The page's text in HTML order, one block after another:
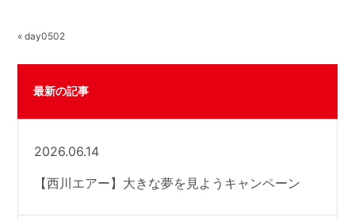
« day0502
最新の記事
2026.06.14
【西川エアー】大きな夢を見ようキャンペーン